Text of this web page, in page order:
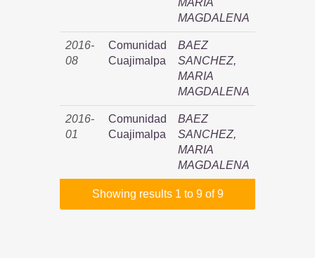
MARIA
MAGDALENA
2016-
08
Comunidad
Cuajimalpa
BAEZ
SANCHEZ,
MARIA
MAGDALENA
2016-
01
Comunidad
Cuajimalpa
BAEZ
SANCHEZ,
MARIA
MAGDALENA
Showing results 1 to 9 of 9